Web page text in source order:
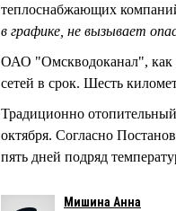
теплоснабжающих
в графике, не вызывает
ОАО "Омскводоканал", как
сетей в срок. Шесть
Традиционно
октября. Согласно
пять дней подряд
Мишина Анна